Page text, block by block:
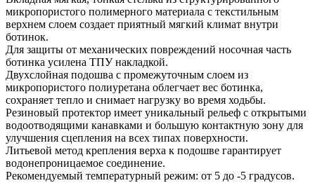
микропористого полимерного материала с текстильным
верхнем слоем создает приятный мягкий климат внутри
ботинок.
Для защиты от механических повреждений носочная часть
ботинка усилена ТПУ накладкой.
Двухслойная подошва с промежуточным слоем из
микропористого полиуретана облегчает вес ботинка,
сохраняет тепло и снимает нагрузку во время ходьбы.
Резиновый протектор имеет уникальный рельеф с открытыми
водоотводящими канавками и большую контактную зону для
улучшения сцепления на всех типах поверхности.
Литьевой метод крепления верха к подошве гарантирует
водонепроницаемое соединение.
Рекомендуемый температурный режим: от 5 до -5 градусов.